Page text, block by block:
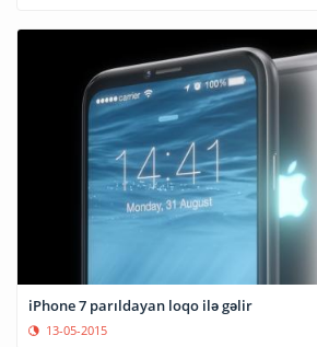
iPhone 7 parıldayan loqo ilə gəlir
13-05-2015